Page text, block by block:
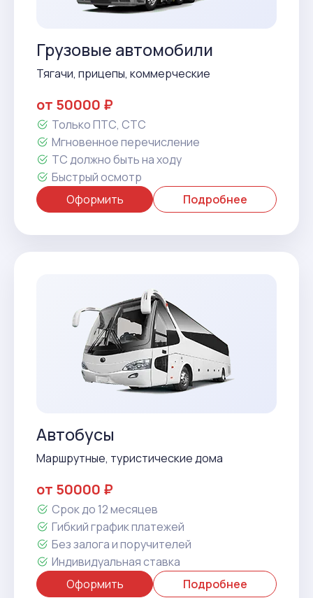
Грузовые автомобили
Тягачи, прицепы, коммерческие
от 50000 ₽
Только ПТС, СТС
Мгновенное перечисление
ТС должно быть на ходу
Быстрый осмотр
Оформить
Подробнее
Автобусы
Маршрутные, туристические дома
от 50000 ₽
Срок до 12 месяцев
Гибкий график платежей
Без залога и поручителей
Индивидуальная ставка
Оформить
Подробнее